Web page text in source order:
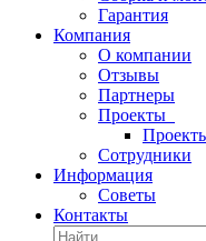
Гарантия
Компания
О компании
Отзывы
Партнеры
Проекты
Сотрудники
Информация
Советы
Контакты